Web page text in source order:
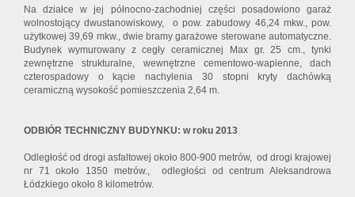
Na działce w jej północno-zachodniej części posadowiono garaż
wolnostojący dwustanowiskowy, o pow. zabudowy 46,24 mkw., pow.
użytkowej 39,69 mkw., dwie bramy garażowe sterowane automatyczne.
Budynek wymurowany z cegły ceramicznej Max gr. 25 cm., tynki
zewnętrzne strukturalne, wewnętrzne cementowo-wapienne, dach
czterospadowy o kącie nachylenia 30 stopni kryty dachówką
ceramiczną wysokość pomieszczenia 2,64 m.
ODBIÓR TECHNICZNY BUDYNKU: w roku 2013
Odległość od drogi asfaltowej około 800-900 metrów, od drogi krajowej
nr 71 około 1350 metrów., odległości od centrum Aleksandrowa
Łódzkiego około 8 kilometrów.